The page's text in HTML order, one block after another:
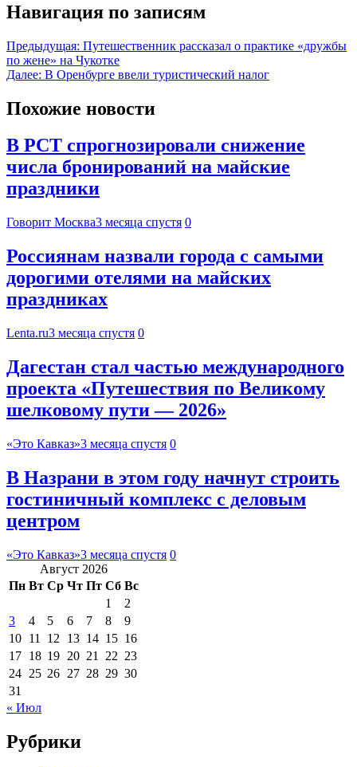
Навигация по записям
Предыдущая: Путешественник рассказал о практике «дружбы
по жене» на Чукотке
Далее: В Оренбурге ввели туристический налог
Похожие новости
В РСТ спрогнозировали снижение
числа бронирований на майские
праздники
Говорит Москва3 месяца спустя 0
Россиянам назвали города с самыми
дорогими отелями на майских
праздниках
Lenta.ru3 месяца спустя 0
Дагестан стал частью международного
проекта «Путешествия по Великому
шелковому пути — 2026»
«Это Кавказ»3 месяца спустя 0
В Назрани в этом году начнут строить
гостиничный комплекс с деловым
центром
«Это Кавказ»3 месяца спустя 0
Август 2026
Пн Вт Ср Чт Пт Сб Вс
1
2
3
4 5 6 7 8
9
10 11 12 13 14 15 16
17 18 19 20 21 22 23
24 25 26 27 28 29 30
31
« Июл
Рубрики